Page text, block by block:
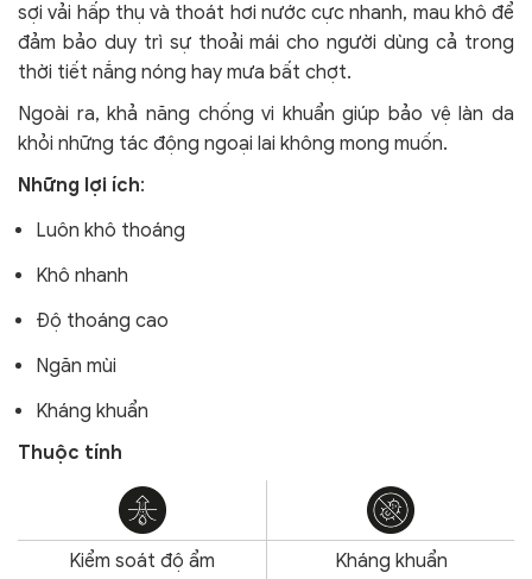
sợi vải hấp thụ và thoát hơi nước cực nhanh, mau khô để
đảm bảo duy trì sự thoải mái cho người dùng cả trong
thời tiết nắng nóng hay mưa bất chợt.
Ngoài ra, khả năng chống vi khuẩn giúp bảo vệ làn da
khỏi những tác động ngoại lai không mong muốn.
Những lợi ích:
Luôn khô thoáng
Khô nhanh
Độ thoáng cao
Ngăn mùi
Kháng khuẩn
Thuộc tính
Kiểm soát độ ẩm Kháng khuẩn